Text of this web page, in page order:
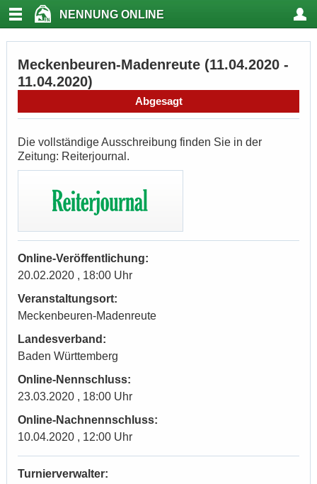
NENNUNG ONLINE
Meckenbeuren-Madenreute (11.04.2020 -
11.04.2020)
Abgesagt
Die vollständige Ausschreibung finden Sie in der
Zeitung: Reiterjournal.
Online-Veröffentlichung:
20.02.2020 , 18:00 Uhr
Veranstaltungsort:
Meckenbeuren-Madenreute
Landesverband:
Baden Württemberg
Online-Nennschluss:
23.03.2020 , 18:00 Uhr
Online-Nachnennschluss:
10.04.2020 , 12:00 Uhr
Turnierverwalter: